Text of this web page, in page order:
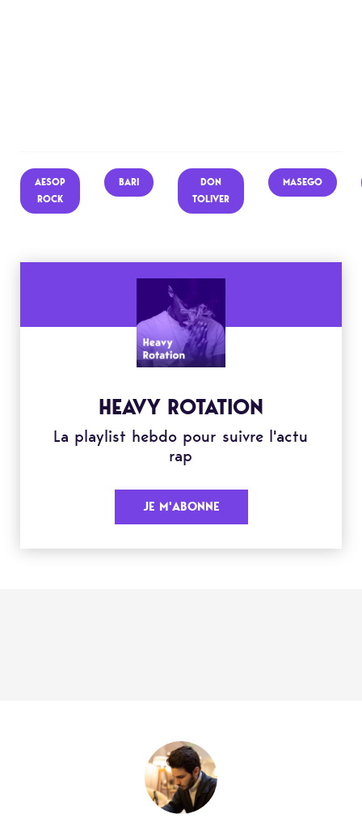
AESOP
ROCK
BARI
DON
TOLIVER
MASEGO
HEAVY ROTATION
La playlist hebdo pour suivre l'actu
rap
JE M'ABONNE